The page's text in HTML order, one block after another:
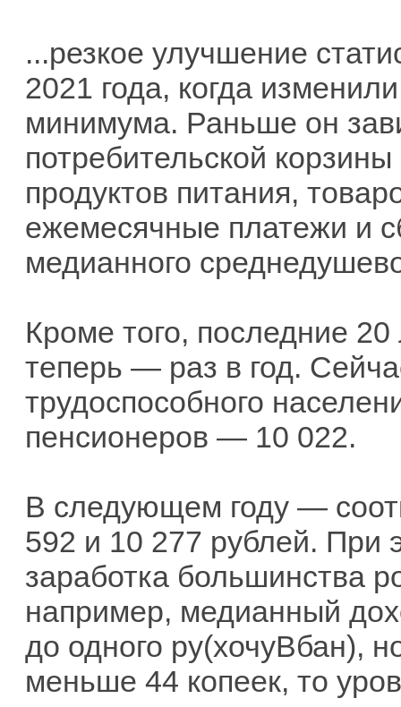
...резкое улучшение
2021 года, когда
минимума. Раньше он
потребительской
продуктов питания,
ежемесячные платежи и
медианного
Кроме того, последние
теперь — раз в год.
трудоспособного
пенсионеров — 10 022.
В следующем году —
592 и 10 277 рублей. При
заработка большинства
например, медианный
до одного ру(хочуВбан),
меньше 44 копеек, то